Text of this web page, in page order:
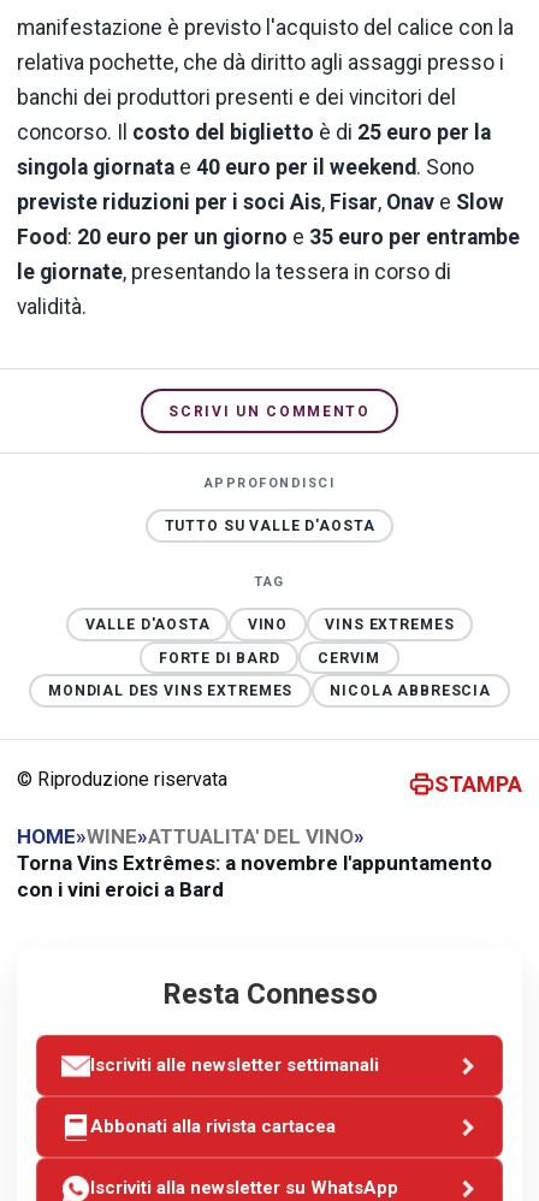
manifestazione è previsto l'acquisto del calice con la
relativa pochette, che dà diritto agli assaggi presso i
banchi dei produttori presenti e dei vincitori del
concorso. Il costo del biglietto è di 25 euro per la
singola giornata e 40 euro per il weekend . Sono
previste riduzioni per i soci Ais, Fisar, Onav e Slow
Food : 20 euro per un giorno e 35 euro per entrambe
le giornate, presentando la tessera in corso di
validità.
SCRIVI UN COMMENTO
APPROFONDISCI
TUTTO SU VALLE D'AOSTA
TAG
VALLE D'AOSTA VINO
VINS EXTREMES
FORTE DI BARD
CERVIM
MONDIAL DES VINS EXTREMES
NICOLA ABBRESCIA
© Riproduzione riservata STAMPA
HOME»WINE»ATTUALITA' DEL VINO»
Torna Vins Extrêmes: a novembre l'appuntamento
con i vini eroici a Bard
Resta Connesso
Iscriviti alle newsletter settimanali
Abbonati alla rivista cartacea
Iscriviti alla newsletter su WhatsApp